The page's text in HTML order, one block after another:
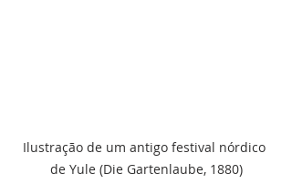
Ilustração de um antigo festival nórdico
de Yule (Die Gartenlaube, 1880)